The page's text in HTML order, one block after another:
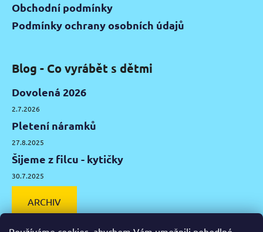
Obchodní podmínky
Podmínky ochrany osobních údajů
Blog - Co vyrábět s dětmi
Dovolená 2026
2.7.2026
Pletení náramků
27.8.2025
Šijeme z filcu - kytičky
30.7.2025
ARCHIV